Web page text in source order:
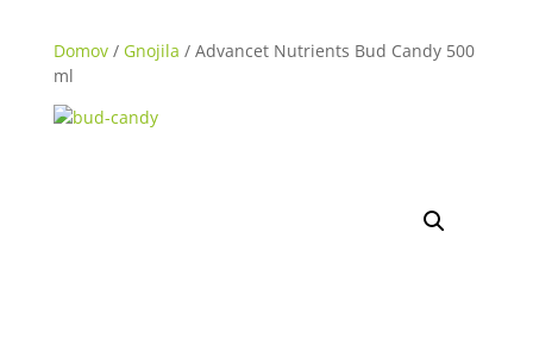
Domov/ Gnojila / Advancet Nutrients Bud Candy 500
ml